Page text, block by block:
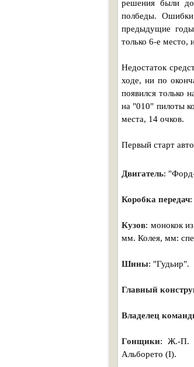
решения были
полбеды.
предыдущие годы
только 6-е место,
Недостаток
ходе, ни по
появился только
на "010" пилоты
места, 14 очков.
Первый старт
Двигатель:
Коробка передач
Кузов: монокок
мм. Колея, мм:
Шины: "Гудьир".
Главный
Владелец
Гонщики: Ж.-П.
Альборето (I).